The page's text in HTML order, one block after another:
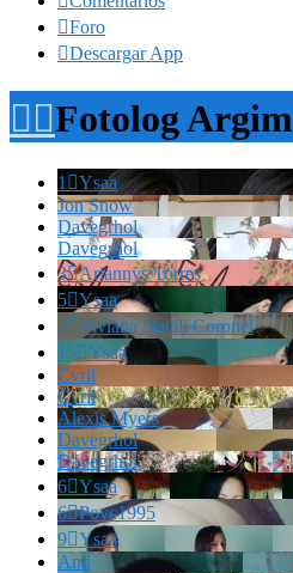
Foro
Descargar App
Fotolog Argim
1 Ysaa
Jon Snow
Davegrhol
Davegrhol
3Ariannys Torres
5Ysaa
2Viviana Natali Coronel
15Ysaa
Cvril
Cvril
Alexis Myers
Davegrhol
Davegrhol
6Ysaa
6Povc1995
9Ysaa
And